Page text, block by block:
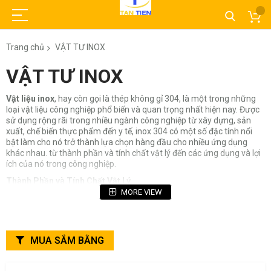
Trang chủ VẬT TƯ INOX
VẬT TƯ INOX
Vật liệu inox, hay còn gọi là thép không gỉ 304, là một trong những
loại vật liệu công nghiệp phổ biến và quan trọng nhất hiện nay. Được
sử dụng rộng rãi trong nhiều ngành công nghiệp từ xây dựng, sản
xuất, chế biến thực phẩm đến y tế, inox 304 có một số đặc tính nổi
bật làm cho nó trở thành lựa chọn hàng đầu cho nhiều ứng dụng
khác nhau. từ thành phần và tính chất vật lý đến các ứng dụng và lợi
ích của nó trong công nghiệp.
Thành Phần và Tính Chất Vật Lý
Inox 304 chứa khoảng 18% crom và 8% niken trong thành phần của
mình. Sự kết hợp này tạo ra một lớp màng oxi hóa chắc chắn trên bề
môi trường làm việc khắc nghiệt.
Đặc Tính Chống Ăn Mòn
MORE VIEW
MUA SẮM BẰNG